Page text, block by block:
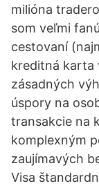
milióna
som veľmi
cestovaní
kreditná karta
zásadných
úspory na
transakcie na
komplexným
zaujímavých
Visa